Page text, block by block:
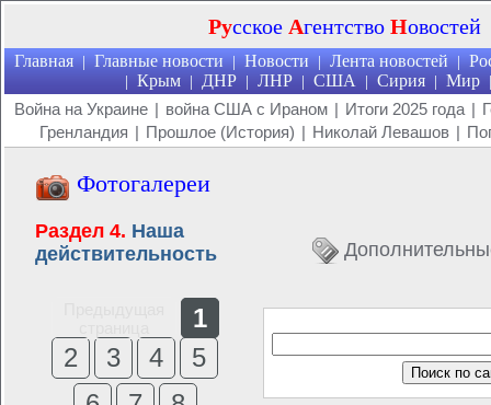
Русское Агентство Новостей
Главная | Главные новости | Новости | Лента новостей |
| Крым | ДНР | ЛНР | США | Сирия | Мир |
Война на Украине | война США с Ираном | Итоги 2025 года |
Гренландия | Прошлое (История) | Николай Левашов |
Фотогалереи
Раздел 4. Наша
действительность
1
2
3 4
5